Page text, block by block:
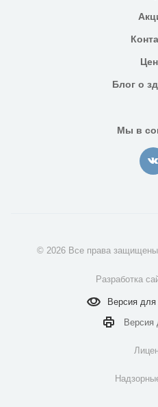
Блог о
Мы в
© 2026 Все права
Разработка
Версия для
Версия